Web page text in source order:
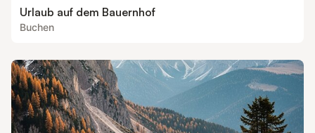
Urlaub auf dem Bauernhof
Buchen